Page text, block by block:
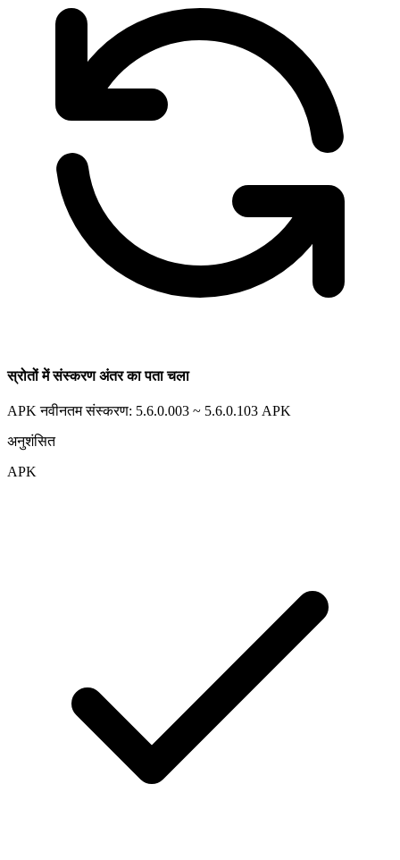
स्रोतों में संस्करण अंतर का पता चला
APK नवीनतम संस्करण: 5.6.0.003 ~ 5.6.0.103 APK
अनुशंसित
APK